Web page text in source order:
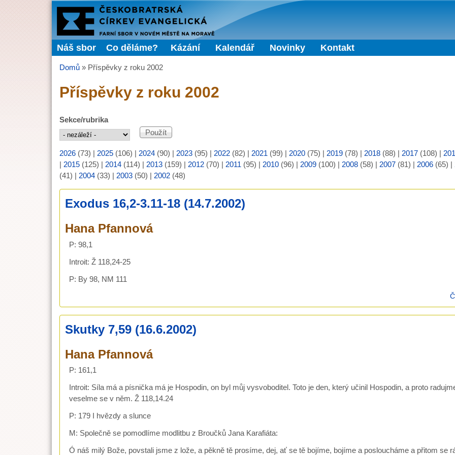
FARNÍ
SBOR
ČCE
Hlavní menu
Náš sbor Co děláme? Kázání Kalendář Novinky Kontakt
Jste zde
Domů » Příspěvky z roku 2002
Příspěvky z roku 2002
Sekce/rubrika
2026 (73) | 2025 (106) | 2024 (90) | 2023 (95) | 2022 (82) | 2021 (99) | 2020 (75) | 2019 (78) | 2018 (88) | 2017 (108) |
| 2015 (125) | 2014 (114) | 2013 (159) | 2012 (70) | 2011 (95) | 2010 (96) | 2009 (100) | 2008 (58) | 2007 (81) | 2006 (65) |
(41) | 2004 (33) | 2003 (50) | 2002 (48)
Exodus 16,2-3.11-18 (14.7.2002)
Hana Pfannová
P: 98,1
Introit: Ž 118,24-25
P: By 98, NM 111
Skutky 7,59 (16.6.2002)
Hana Pfannová
P: 161,1
Introit: Síla má a písnička má je Hospodin, on byl můj vysvoboditel. Toto je den, který učinil Hospodin, a proto
veselme se v něm. Ž 118,14.24
P: 179 I hvězdy a slunce
M: Společně se pomodlíme modlitbu z Broučků Jana Karafiáta:
Ó náš milý Bože, povstali jsme z lože, a pěkně tě prosíme, dej, ať se tě bojíme, bojíme a posloucháme a přitom se